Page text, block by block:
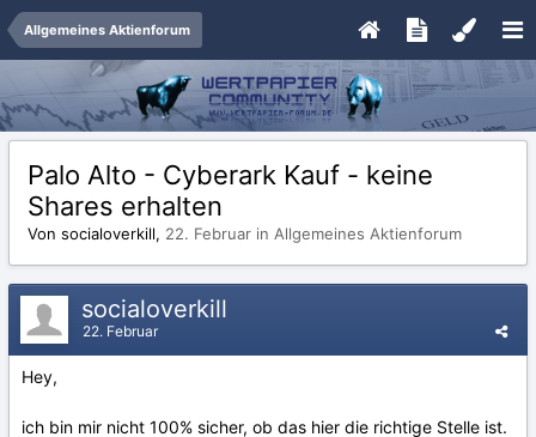
Allgemeines Aktienforum
Palo Alto - Cyberark Kauf - keine
Shares erhalten
Von socialoverkill, 22. Februar in Allgemeines Aktienforum
socialoverkill
22. Februar
Hey,
ich bin mir nicht 100% sicher, ob das hier die richtige Stelle ist.